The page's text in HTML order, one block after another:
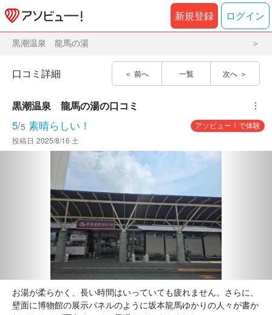
新規登録 ログイン
黒潮温泉 龍馬の湯
前へ 一覧 次へ
口コミ詳細
黒潮温泉　龍馬の湯の口コミ ︙
5/5 素晴らしい！
アソビュー！で体験
投稿日 2025/8/16 土
お湯が柔らかく、長い時間はいっていても疲れません。さらに、
壁面に博物館の展示パネルのように坂本龍馬ゆかりの人々が書か